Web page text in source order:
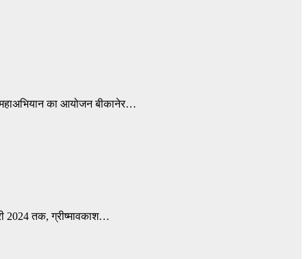
महाअभियान का आयोजन बीकानेर…
2024 तक, ग्रीष्मावकाश…